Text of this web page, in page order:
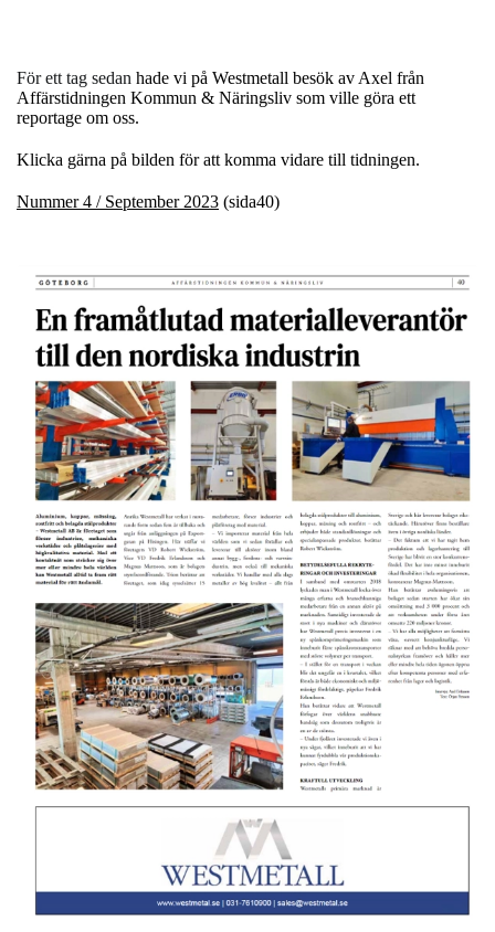
För ett tag sedan hade vi på Westmetall besök av Axel från
Affärstidningen Kommun & Näringsliv som ville göra ett
reportage om oss.
Klicka gärna på bilden för att komma vidare till tidningen.
Nummer 4 / September 2023 (sida40)